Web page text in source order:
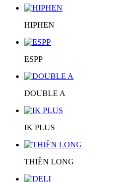
HIPHEN
ESPP
DOUBLE A
IK PLUS
THIÊN LONG